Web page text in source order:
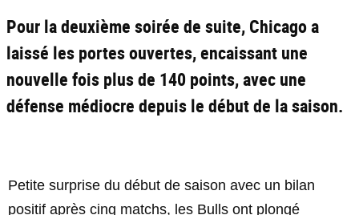
Pour la deuxième soirée de suite, Chicago a
laissé les portes ouvertes, encaissant une
nouvelle fois plus de 140 points, avec une
défense médiocre depuis le début de la saison.
Petite surprise du début de saison avec un bilan
positif après cinq matchs, les Bulls ont plongé